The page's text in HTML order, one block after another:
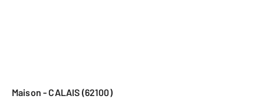
Maison - CALAIS (62100)